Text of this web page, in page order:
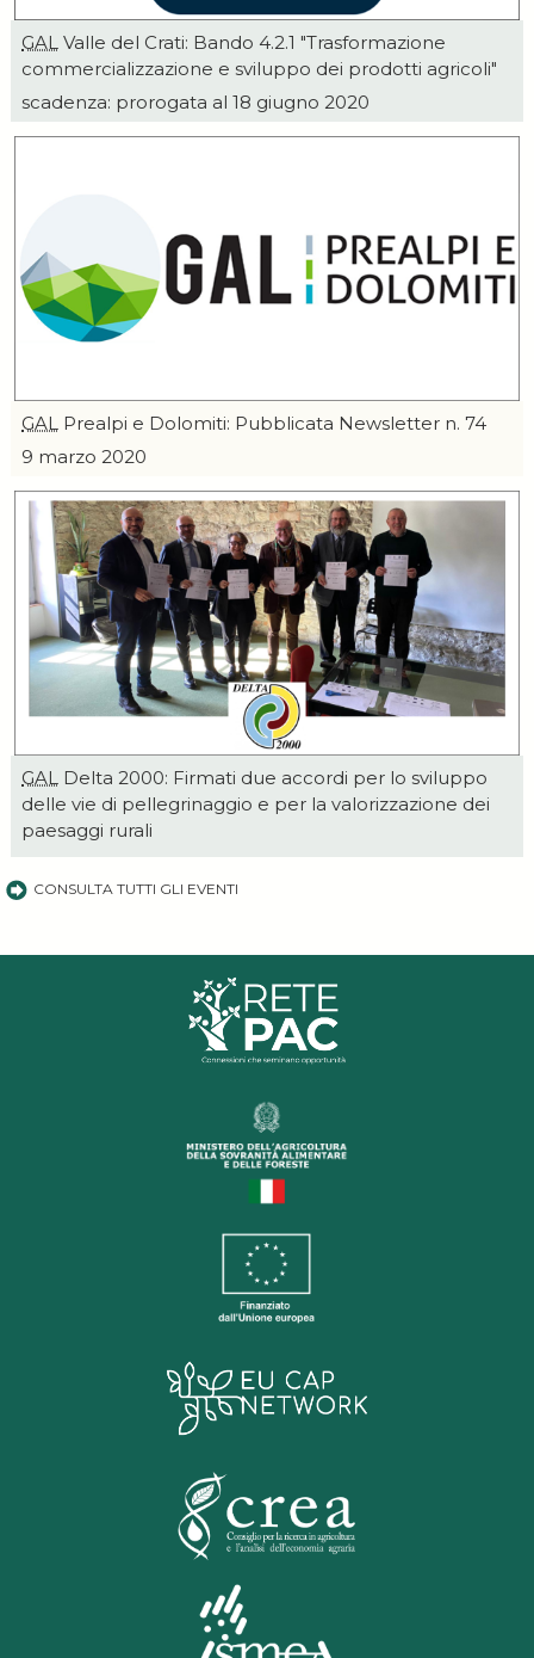
GAL Valle del Crati: Bando 4.2.1 "Trasformazione
commercializzazione e sviluppo dei prodotti agricoli"
scadenza: prorogata al 18 giugno 2020
GAL Prealpi e Dolomiti: Pubblicata Newsletter n. 74
9 marzo 2020
GAL Delta 2000: Firmati due accordi per lo sviluppo
delle vie di pellegrinaggio e per la valorizzazione dei
paesaggi rurali
CONSULTA TUTTI GLI EVENTI